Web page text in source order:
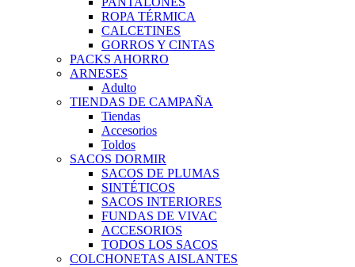
ROPA TÉRMICA
CALCETINES
GORROS Y CINTAS
PACKS AHORRO
ARNESES
Adulto
TIENDAS DE CAMPAÑA
Tiendas
Accesorios
Toldos
SACOS DORMIR
SACOS DE PLUMAS
SINTÉTICOS
SACOS INTERIORES
FUNDAS DE VIVAC
ACCESORIOS
TODOS LOS SACOS
COLCHONETAS AISLANTES